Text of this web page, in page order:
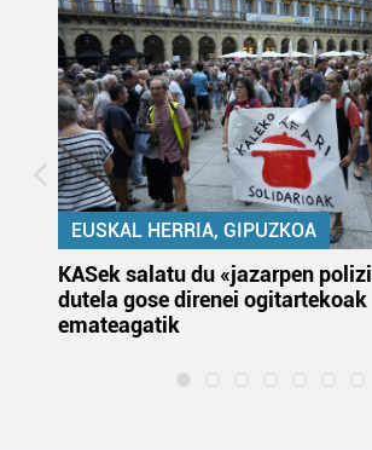
EUSKAL HERRIA, GIPUZKOA
KASek salatu du «jazarpen
dutela gose direnei ogitartekoak
emateagatik